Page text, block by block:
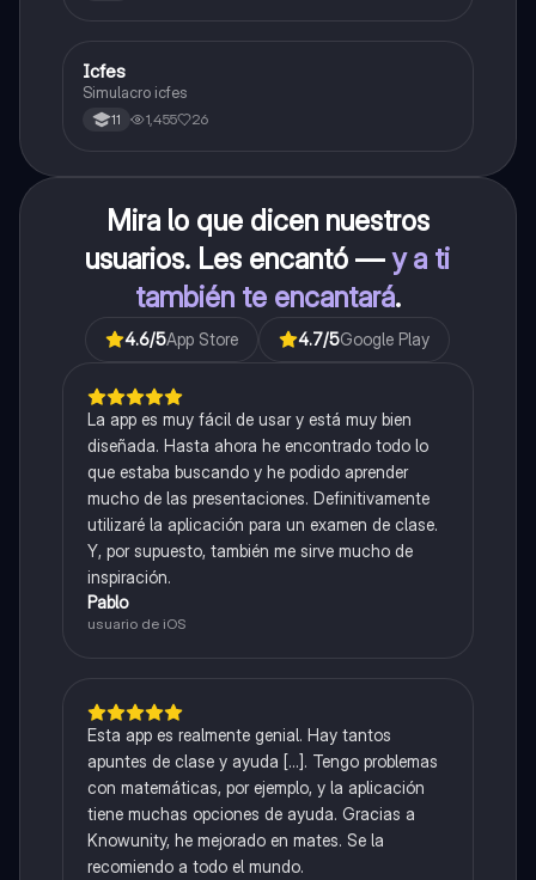
ICFES: Sociales y Ciudadanas
Icfes
Simulacro icfes
11 1,455 26
Mira lo que dicen nuestros
usuarios. Les encantó —y a ti
también te encantará.
4.6/5App Store 4.7/5Google Play
La app es muy fácil de usar y está muy bien
diseñada. Hasta ahora he encontrado todo lo
que estaba buscando y he podido aprender
mucho de las presentaciones. Definitivamente
utilizaré la aplicación para un examen de clase.
Y, por supuesto, también me sirve mucho de
inspiración.
Pablo
usuario de iOS
Esta app es realmente genial. Hay tantos
apuntes de clase y ayuda [...]. Tengo problemas
con matemáticas, por ejemplo, y la aplicación
tiene muchas opciones de ayuda. Gracias a
Knowunity, he mejorado en mates. Se la
recomiendo a todo el mundo.